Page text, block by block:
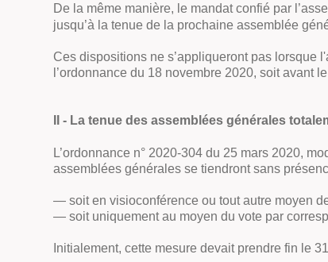
De la même manière, le mandat confié par
jusqu’à la tenue de la prochaine assemblée
Ces dispositions ne s’appliqueront pas
l’ordonnance du 18 novembre 2020, soit avant
II - La tenue des assemblées générales
L’ordonnance n° 2020-304 du 25 mars 2020,
assemblées générales se tiendront sans
— soit en visioconférence ou tout autre moyen
— soit uniquement au moyen du vote par
Initialement, cette mesure devait prendre fin le